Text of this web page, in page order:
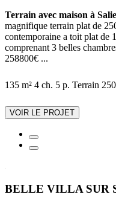
Terrain avec maison à
magnifique terrain plat de
contemporaine a toit plat de
comprenant 3 belles
258800€ ...
135 m² 4 ch. 5 p. Terrain
VOIR LE PROJET
BELLE VILLA SUR